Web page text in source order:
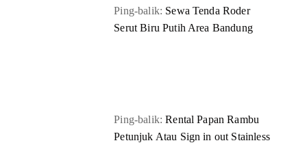
Ping-balik: Sewa Tenda Roder
Serut Biru Putih Area Bandung
Ping-balik:Rental Papan Rambu
Petunjuk Atau Sign in out Stainless